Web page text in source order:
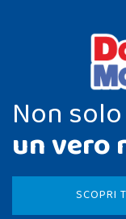
Non
un vero
SCOPRI